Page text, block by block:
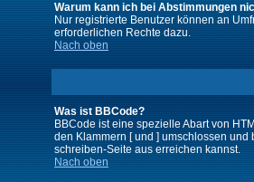
Warum kann ich bei Abstimmungen
Nur registrierte Benutzer können an
erforderlichen Rechte dazu.
Nach oben
Was ist BBCode?
BBCode ist eine spezielle Abart von
den Klammern [ und ] umschlossen
schreiben-Seite aus erreichen kannst.
Nach oben